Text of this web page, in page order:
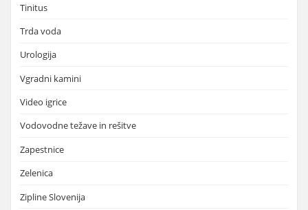
Tinitus
Trda voda
Urologija
Vgradni kamini
Video igrice
Vodovodne težave in rešitve
Zapestnice
Zelenica
Zipline Slovenija